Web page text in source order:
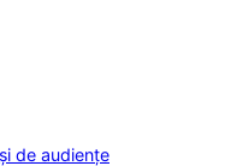
de audiențe